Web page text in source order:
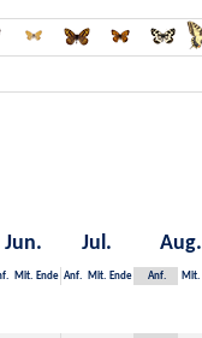
Jun. Jul. Aug.
Mit. Ende Anf. Mit. Ende Anf. Mit.